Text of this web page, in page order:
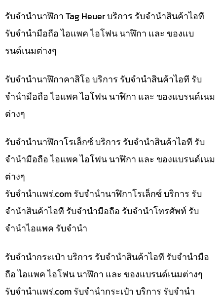
รับจำนำนาฬิกา Tag Heuer บริการ รับจำนำสินค้าไอที
รับจำนำมือถือ ไอแพค ไอโฟน นาฬิกา และ ของแบ
รนด์เนมต่างๆ
รับจำนำนาฬิกาคาสิโอ บริการ รับจำนำสินค้าไอที รับ
จำนำมือถือ ไอแพค ไอโฟน นาฬิกา และ ของแบรนด์เนม
ต่างๆ
รับจำนำนาฬิกาโรเล็กซ์ บริการ รับจำนำสินค้าไอที รับ
จำนำมือถือ ไอแพค ไอโฟน นาฬิกา และ ของแบรนด์เนม
ต่างๆ
รับจํานําแพร่.com รับจำนำนาฬิกาโรเล็กซ์ บริการ รับ
จำนำสินค้าไอที รับจำนำมือถือ รับจำนำโทรศัพท์ รับ
จำนำไอแพค รับจำนำ
รับจำนำกระเป๋า บริการ รับจำนำสินค้าไอที รับจำนำมือ
ถือ ไอแพค ไอโฟน นาฬิกา และ ของแบรนด์เนมต่างๆ
รับจํานําแพร่.com รับจำนำกระเป๋า บริการ รับจำนำ